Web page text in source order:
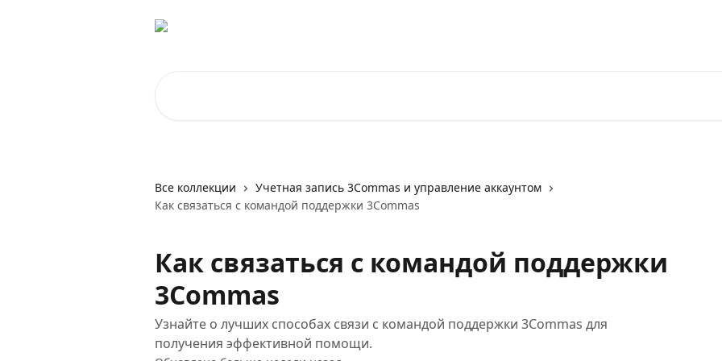
Все коллекции
Учетная запись 3Commas и управление аккаунтом
Как связаться с командой поддержки 3Commas
Как связаться с командой поддержки
3Commas
Узнайте о лучших способах связи с командой поддержки 3Commas для
получения эффективной помощи.